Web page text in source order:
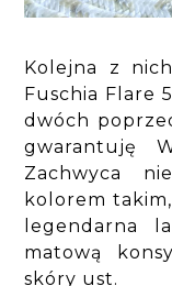
Kolejna z
Fuschia Flare
dwóch
gwarantuję
Zachwyca
kolorem
legendarna
matową
skóry ust.